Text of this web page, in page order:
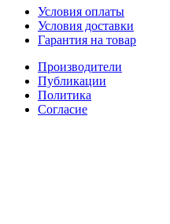
Условия оплаты
Условия доставки
Гарантия на товар
Производители
Публикации
Политика
Согласие